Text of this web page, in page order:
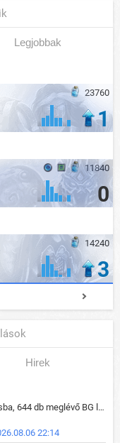
Legjobbak
23760
1
11840
0
14240
3
Hirek
149 új BG lap került be az adatbázisba, 644 db meglévő BG lap módosult, bekerültek az új képek a megváltozott lapokhoz is.
22:14